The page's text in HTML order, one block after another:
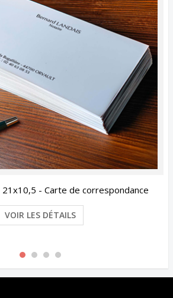
- Carte de correspondance
VOIR LES DÉTAILS